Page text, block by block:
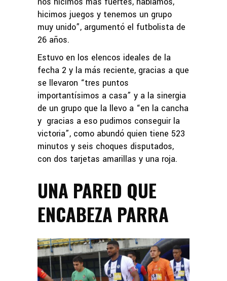
hicimos juegos y tenemos un grupo
muy unido”, argumentó el futbolista de
26 años.
Estuvo en los elencos ideales de la
fecha 2 y la más reciente, gracias a que
se llevaron “tres puntos
importantísimos a casa” y a la sinergia
de un grupo que la llevo a “en la cancha
y gracias a eso pudimos conseguir la
victoria”, como abundó quien tiene 523
minutos y seis choques disputados,
con dos tarjetas amarillas y una roja.
UNA PARED QUE
ENCABEZA PARRA